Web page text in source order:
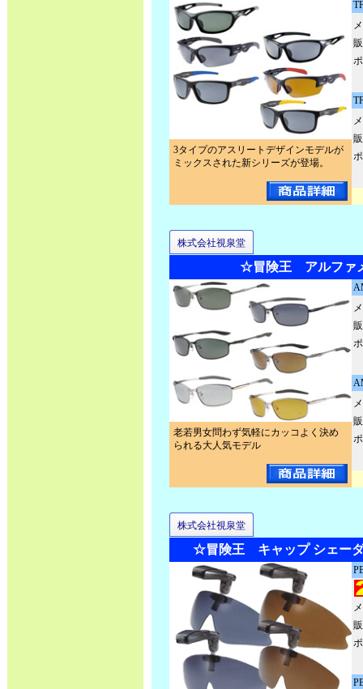
3タイプのアスリートデザインモデルが
ミックスされた新シリーズが登場。
株式会社視泉堂
☆冒険王 アルファ
老若男女問わず気軽にカッコよく決め
られる大人気モデル
株式会社視泉堂
☆冒険王 キャップ シェー